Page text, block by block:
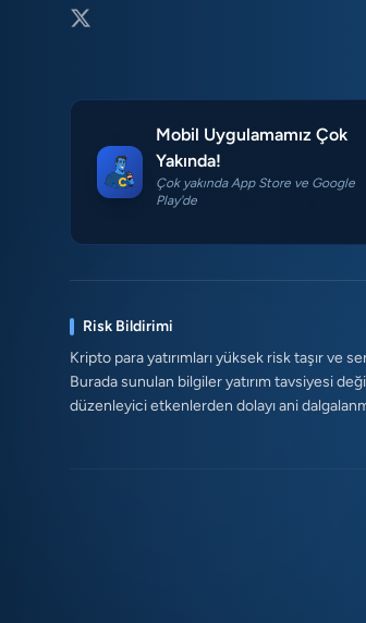
Mobil Uygulamamız Çok
Yakında!
Çok yakında App Store ve Google
Play'de
Risk Bildirimi
Kripto para yatırımları yüksek risk taşır ve
Burada sunulan bilgiler yatırım tavsiyesi
düzenleyici etkenlerden dolayı ani